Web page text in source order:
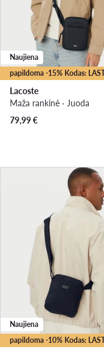
papildoma -15% Kodas:
Naujiena
Lacoste
Maža rankinė · Juoda
79,99€
papildoma -10% Kodas:
Naujiena